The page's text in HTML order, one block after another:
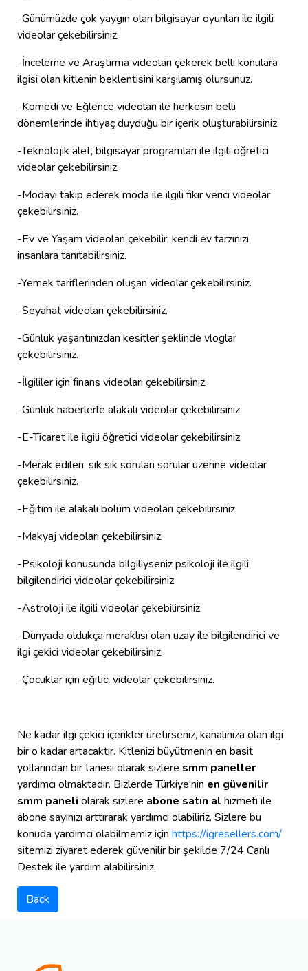
-Günümüzde çok yaygın olan bilgisayar oyunları ile ilgili
videolar çekebilirsiniz.
-İnceleme ve Araştırma videoları çekerek belli konulara
ilgisi olan kitlenin beklentisini karşılamış olursunuz.
-Komedi ve Eğlence videoları ile herkesin belli
dönemlerinde ihtiyaç duyduğu bir içerik oluşturabilirsiniz.
-Teknolojik alet, bilgisayar programları ile ilgili öğretici
videolar çekebilirsiniz.
-Modayı takip ederek moda ile ilgili fikir verici videolar
çekebilirsiniz.
-Ev ve Yaşam videoları çekebilir, kendi ev tarzınızı
insanlara tanıtabilirsiniz.
-Yemek tariflerinden oluşan videolar çekebilirsiniz.
-Seyahat videoları çekebilirsiniz.
-Günlük yaşantınızdan kesitler şeklinde vloglar
çekebilirsiniz.
-İlgililer için finans videoları çekebilirsiniz.
-Günlük haberlerle alakalı videolar çekebilirsiniz.
-E-Ticaret ile ilgili öğretici videolar çekebilirsiniz.
-Merak edilen, sık sık sorulan sorular üzerine videolar
çekebilirsiniz.
-Eğitim ile alakalı bölüm videoları çekebilirsiniz.
-Makyaj videoları çekebilirsiniz.
-Psikoloji konusunda bilgiliyseniz psikoloji ile ilgili
bilgilendirici videolar çekebilirsiniz.
-Astroloji ile ilgili videolar çekebilirsiniz.
-Dünyada oldukça meraklısı olan uzay ile bilgilendirici ve
ilgi çekici videolar çekebilirsiniz.
-Çocuklar için eğitici videolar çekebilirsiniz.
Ne kadar ilgi çekici içerikler üretirseniz, kanalınıza olan ilgi
bir o kadar artacaktır. Kitlenizi büyütmenin en basit
yollarından bir tanesi olarak sizlere smm paneller
yardımcı olmaktadır. Bizlerde Türkiye'nin en güvenilir
smm paneli olarak sizlere abone satın al hizmeti ile
abone sayınızı arttırarak yardımcı olabiliriz. Sizlere bu
konuda yardımcı olabilmemiz için https://igresellers.com/
sitemizi ziyaret ederek güvenilir bir şekilde 7/24 Canlı
Destek ile yardım alabilirsiniz.
Back